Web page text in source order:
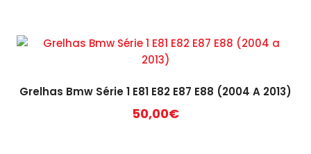
Grelhas Bmw Série 1 E81 E82 E87 E88 (2004 A 2013)
50,00€